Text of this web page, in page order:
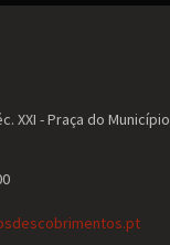
XXI - Praça do Município